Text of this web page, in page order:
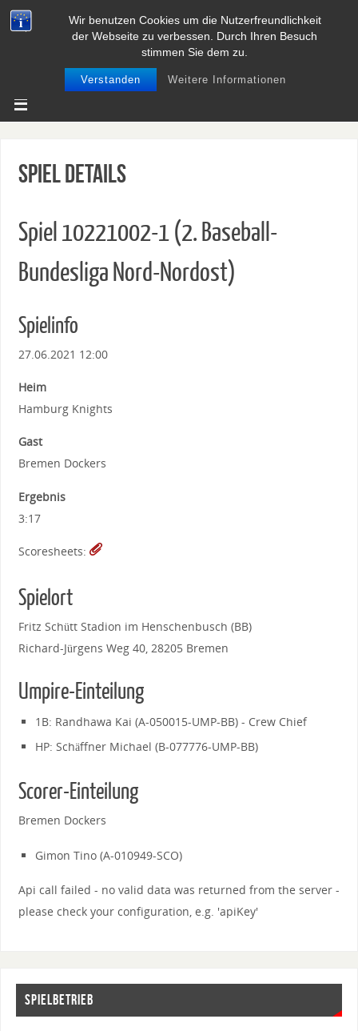
Wir benutzen Cookies um die Nutzerfreundlichkeit
der Webseite zu verbessen. Durch Ihren Besuch
stimmen Sie dem zu.
Verstanden Weitere Informationen
BASEBALL UND SOFTBALL IN
NIEDERSACHSEN
Spiel Details
Spiel 10221002-1 (2. Baseball-
Bundesliga Nord-Nordost)
Spielinfo
27.06.2021 12:00
Heim
Hamburg Knights
Gast
Bremen Dockers
Ergebnis
3:17
Scoresheets:
Spielort
Fritz Schütt Stadion im Henschenbusch (BB)
Richard-Jürgens Weg 40, 28205 Bremen
Umpire-Einteilung
1B: Randhawa Kai (A-050015-UMP-BB) - Crew Chief
HP: Schäffner Michael (B-077776-UMP-BB)
Scorer-Einteilung
Bremen Dockers
Gimon Tino (A-010949-SCO)
Api call failed - no valid data was returned from the server -
please check your configuration, e.g. 'apiKey'
SPIELBETRIEB